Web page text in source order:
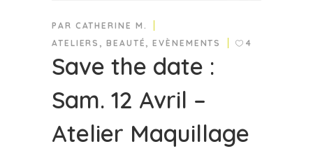
PAR CATHERINE M.
ATELIERS ,BEAUTÉ ,EVÈNEMENTS 4
Save the date :
Sam. 12 Avril –
Atelier Maquillage